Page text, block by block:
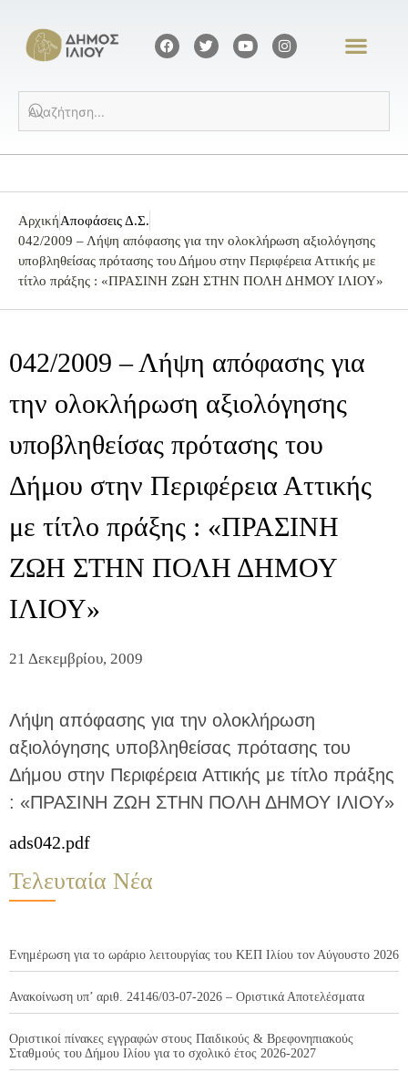
ΑρχικήΑποφάσεις Δ.Σ.
042/2009 – Λήψη απόφασης για την ολοκλήρωση αξιολόγησης
υποβληθείσας πρότασης του Δήμου στην Περιφέρεια Αττικής με
τίτλο πράξης : «ΠΡΑΣΙΝΗ ΖΩΗ ΣΤΗΝ ΠΟΛΗ ΔΗΜΟΥ ΙΛΙΟΥ»
042/2009 – Λήψη απόφασης για
την ολοκλήρωση αξιολόγησης
υποβληθείσας πρότασης του
Δήμου στην Περιφέρεια Αττικής
με τίτλο πράξης : «ΠΡΑΣΙΝΗ
ΖΩΗ ΣΤΗΝ ΠΟΛΗ ΔΗΜΟΥ
ΙΛΙΟΥ»
21 Δεκεμβρίου, 2009
Λήψη απόφασης για την ολοκλήρωση
αξιολόγησης υποβληθείσας πρότασης του
Δήμου στην Περιφέρεια Αττικής με τίτλο πράξης
: «ΠΡΑΣΙΝΗ ΖΩΗ ΣΤΗΝ ΠΟΛΗ ΔΗΜΟΥ ΙΛΙΟΥ»
ads042.pdf
Τελευταία Νέα
Ενημέρωση για το ωράριο λειτουργίας του ΚΕΠ Ιλίου τον Αύγουστο 2026
Ανακοίνωση υπ’ αριθ. 24146/03-07-2026 – Οριστικά Αποτελέσματα
Οριστικοί πίνακες εγγραφών στους Παιδικούς & Βρεφονηπιακούς
Σταθμούς του Δήμου Ιλίου για το σχολικό έτος 2026-2027